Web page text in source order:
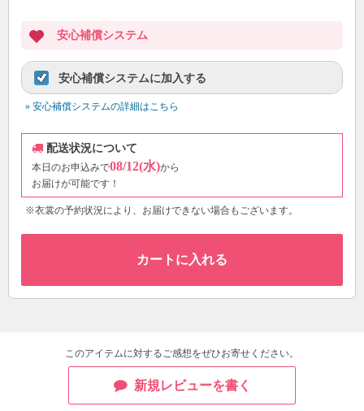
安心補償システム
安心補償システムに加入する
» 安心補償システムの詳細はこちら
配送状況について
本日のお申込みで08/12(水)から
お届けが可能です！
※衣裳の予約状況により、お届けできない場合もございます。
カートに入れる
このアイテムに対するご感想をぜひお寄せください。
新規レビューを書く